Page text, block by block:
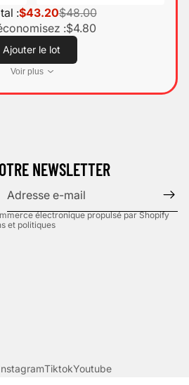
:$43.20$48.00
:$4.80
Ajouter le lot
Voir plus
NEWSLETTER
électronique propulsé par Shopify
et politiques
TiktokYoutube